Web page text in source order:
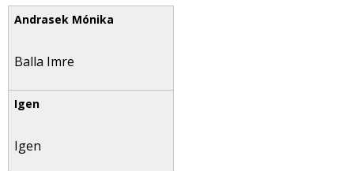
Balla Imre
Igen